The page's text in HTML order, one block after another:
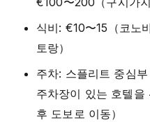
식비: €10〜15（코노
토랑）
주차: 스플리트 중심
주차장이 있는 호텔
후 도보로 이동）